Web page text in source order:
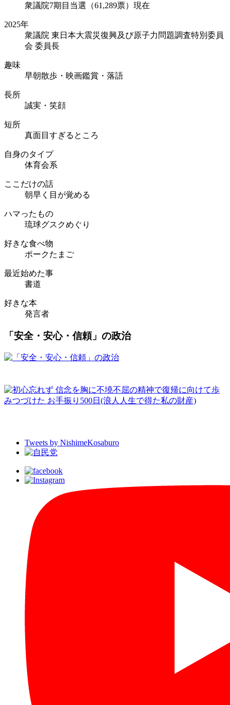
衆議院7期目当選（61,289票）現在
2025年
衆議院 東日本大震災復興及び原子力問題調査特別委員
会 委員長
趣味
早朝散歩・映画鑑賞・落語
長所
誠実・笑顔
短所
真面目すぎるところ
自身のタイプ
体育会系
ここだけの話
朝早く目が覚める
ハマったもの
琉球グスクめぐり
好きな食べ物
ポークたまご
最近始めた事
書道
好きな本
発言者
「安全・安心・信頼」の政治
Tweets by NishimeKosaburo